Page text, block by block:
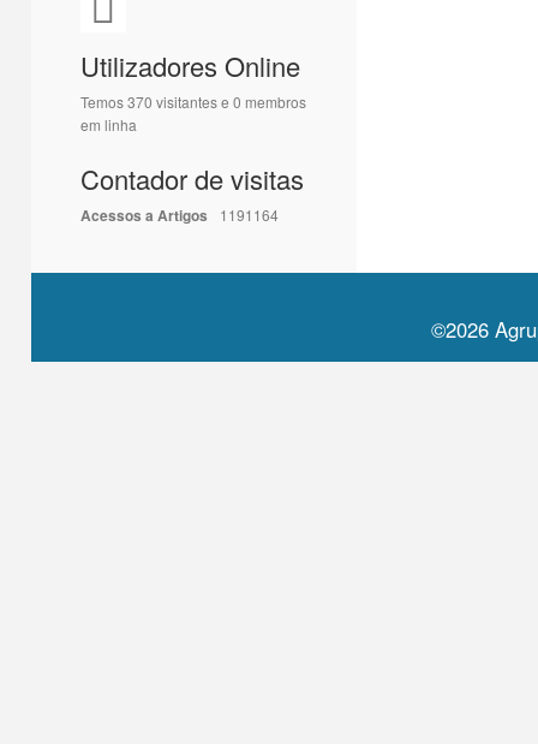
Utilizadores Online
Temos 370 visitantes e 0 membros
em linha
Contador de visitas
Acessos a Artigos 1191164
©2026